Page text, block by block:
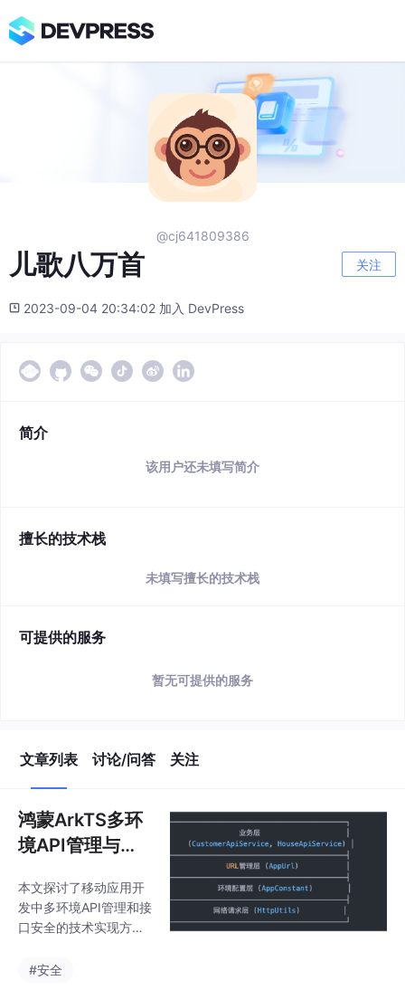
@cj641809386
儿歌八万首 关注
2023-09-04 20:34:02 加入 DevPress
简介
该用户还未填写简介
擅长的技术栈
未填写擅长的技术栈
可提供的服务
暂无可提供的服务
文章列表 讨论/问答 关注
鸿蒙ArkTS多环
境API管理与安
本文探讨了移动应用开
发中多环境API管理和接
口安全的技术实现方
践，提出分层架构设
#安全